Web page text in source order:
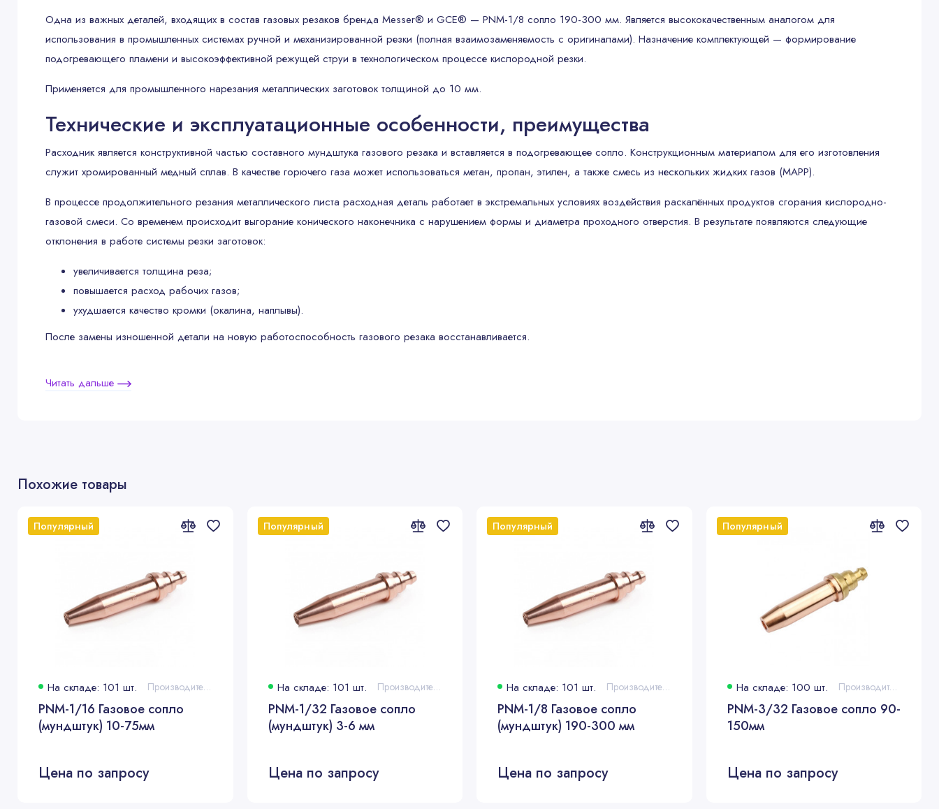
Одна из важных деталей, входящих в состав газовых резаков бренда Messer® и GCE® — PNM-1/8 сопло 190-300 мм. Является высококачественным аналогом для
использования в промышленных системах ручной и механизированной резки (полная взаимозаменяемость с оригиналами). Назначение комплектующей — формирование
подогревающего пламени и высокоэффективной режущей струи в технологическом процессе кислородной резки.
Применяется для промышленного нарезания металлических заготовок толщиной до 10 мм.
Технические и эксплуатационные особенности, преимущества
Расходник является конструктивной частью составного мундштука газового резака и вставляется в подогревающее сопло. Конструкционным материалом для его изготовления
служит хромированный медный сплав. В качестве горючего газа может использоваться метан, пропан, этилен, а также смесь из нескольких жидких газов (MAPP).
В процессе продолжительного резания металлического листа расходная деталь работает в экстремальных условиях воздействия раскалённых продуктов сгорания кислородно-
газовой смеси. Со временем происходит выгорание конического наконечника с нарушением формы и диаметра проходного отверстия. В результате появляются следующие
отклонения в работе системы резки заготовок:
увеличивается толщина реза;
повышается расход рабочих газов;
ухудшается качество кромки (окалина, наплывы).
После замены изношенной детали на новую работоспособность газового резака восстанавливается.
Читать дальше
Похожие товары
Популярный
На складе: 101 шт. Производитель:
PNM-1/16 Газовое сопло
(мундштук) 10-75мм
Цена по запросу
Популярный
На складе: 101 шт. Производитель:
PNM-1/32 Газовое сопло
(мундштук) 3-6 мм
Цена по запросу
Популярный
На складе: 101 шт. Производитель:
PNM-1/8 Газовое сопло
(мундштук) 190-300 мм
Цена по запросу
Популярный
На складе: 100 шт. Производитель:
PNM-3/32 Газовое сопло 90-
150мм
Цена по запросу